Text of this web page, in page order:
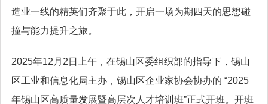
造业一线的精英们齐聚于此，开启一场为期四天的思想碰
撞与能力提升之旅。
2025年12月2日上午，在锡山区委组织部的指导下，锡山
区工业和信息化局主办，锡山区企业家协会协办的 “2025
年锡山区高质量发展暨高层次人才培训班”正式开班。开班